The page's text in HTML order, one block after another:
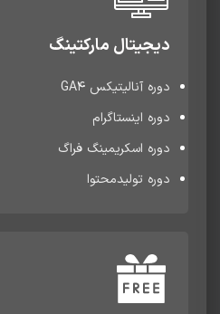
دیجیتال مارکتینگ
دوره آنالیتیکس GA4
دوره اینستاگرام
دوره اسکریمینگ فراگ
دوره تولیدمحتوا